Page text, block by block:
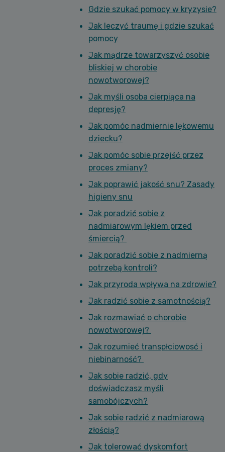
Gdzie szukać pomocy w kryzysie?
Jak leczyć traumę i gdzie szukać
pomocy
Jak mądrze towarzyszyć osobie
bliskiej w chorobie
nowotworowej?
Jak myśli osoba cierpiąca na
depresję?
Jak pomóc nadmiernie lękowemu
dziecku?
Jak pomóc sobie przejść przez
proces zmiany?
Jak poprawić jakość snu? Zasady
higieny snu
Jak poradzić sobie z
nadmiarowym lękiem przed
śmiercią?
Jak poradzić sobie z nadmierną
potrzebą kontroli?
Jak przyroda wpływa na zdrowie?
Jak radzić sobie z samotnością?
Jak rozmawiać o chorobie
nowotworowej?
Jak rozumieć transpłciowosć i
niebinarność?
Jak sobie radzić, gdy
doświadczasz myśli
samobójczych?
Jak sobie radzić z nadmiarową
złością?
Jak tolerować dyskomfort